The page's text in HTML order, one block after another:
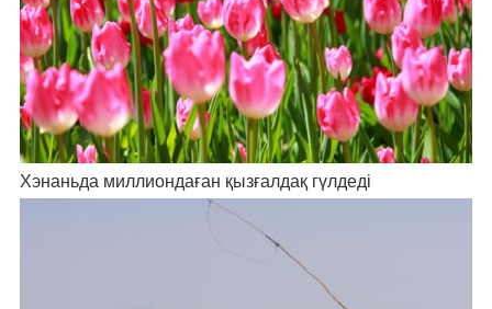
Хэнаньда миллиондаған қызғалдақ гүлдеді